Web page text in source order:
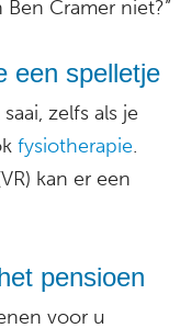
Cramer niet?”
een spelletje
zelfs als je
fysiotherapie.
kan er een
pensioen
voor u